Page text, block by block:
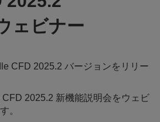
ェビナー
CFD 2025.2 バージョンをリリー
2025.2 新機能説明会をウェビ
。